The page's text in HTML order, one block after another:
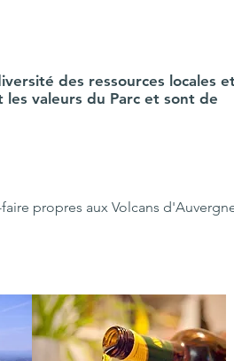
des ressources locales
valeurs du Parc et sont de
propres aux Volcans